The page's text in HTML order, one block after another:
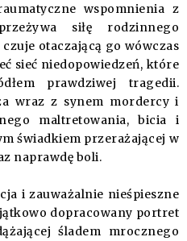
wspomnienia z
siłę rodzinnego
otaczającą go wówczas
sieć niedopowiedzeń, które
prawdziwej tragedii.
wraz z synem mordercy i
maltretowania, bicia i
świadkiem przerażającej w
naprawdę boli.
i zauważalnie nieśpieszne
dopracowany portret
śladem mrocznego